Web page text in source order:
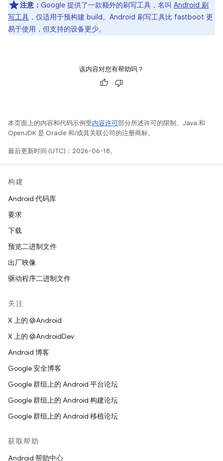
注意： Google 提供了一款额外的刷写工具，名叫 Android 刷
写工具 ，仅适用于预构建 build。Android 刷写工具比 fastboot 更
易于使用，但支持的设备更少。
该内容对您有帮助吗？
本页面上的内容和代码示例受内容许可部分所述许可的限制。Java 和
OpenJDK 是 Oracle 和/或其关联公司的注册商标。
最后更新时间 (UTC)：2026-06-18。
构建
Android 代码库
要求
下载
预览二进制文件
出厂映像
驱动程序二进制文件
关注
X 上的 @Android
X 上的 @AndroidDev
Android 博客
Google 安全博客
Google 群组上的 Android 平台论坛
Google 群组上的 Android 构建论坛
Google 群组上的 Android 移植论坛
获取帮助
Android 帮助中心